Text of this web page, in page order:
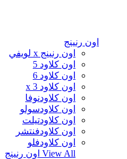
اون رنينج
اون رنينج x لويفي
اون كلاود 5
اون كلاود 6
اون كلاود x 3
اون كلاودنوفا
اون كلاودسولو
اون كلاودتيلت
اون كلاودفنتشر
اون كلاودفلو
View All اون رنينج